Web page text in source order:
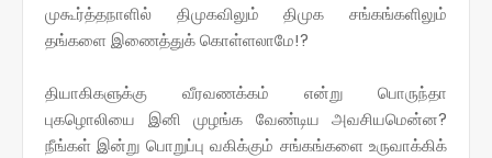
முகூர்த்தநாளில் திமுகவிலும் திமுக சங்கங்களிலும்
தங்களை இணைத்துக் கொள்ளலாமே!?
தியாகிகளுக்கு வீரவணக்கம் என்று பொருந்தா
புகழொலியை இனி முழங்க வேண்டிய அவசியமென்ன?
நீங்கள் இன்று பொறுப்பு வகிக்கும் சங்கங்களை உருவாக்கிக்